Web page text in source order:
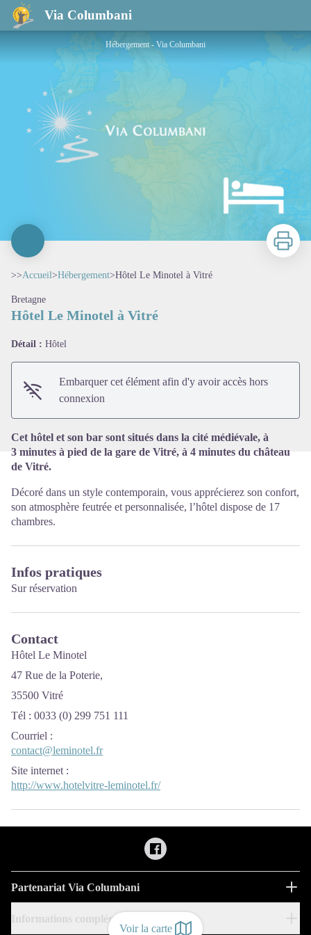
Via Columbani
Hôtel Le Minotel à Vitré
Voir la carte
Hébergement - Via Columbani
Imprimer
>>Accueil>Hébergement>Hôtel Le Minotel à Vitré
Bretagne
Hôtel Le Minotel à Vitré
Détail : Hôtel
Embarquer cet élément afin d'y avoir accès hors
connexion
Cet hôtel et son bar sont situés dans la cité médiévale, à
3 minutes à pied de la gare de Vitré, à 4 minutes du château
de Vitré.
Décoré dans un style contemporain, vous apprécierez son confort,
son atmosphère feutrée et personnalisée, l’hôtel dispose de 17
chambres.
Infos pratiques
Sur réservation
Contact
Hôtel Le Minotel
47 Rue de la Poterie,
35500 Vitré
Tél : 0033 (0) 299 751 111
Courriel :
contact@leminotel.fr
Site internet :
http://www.hotelvitre-leminotel.fr/
Partenariat Via Columbani
Informations complémentaires